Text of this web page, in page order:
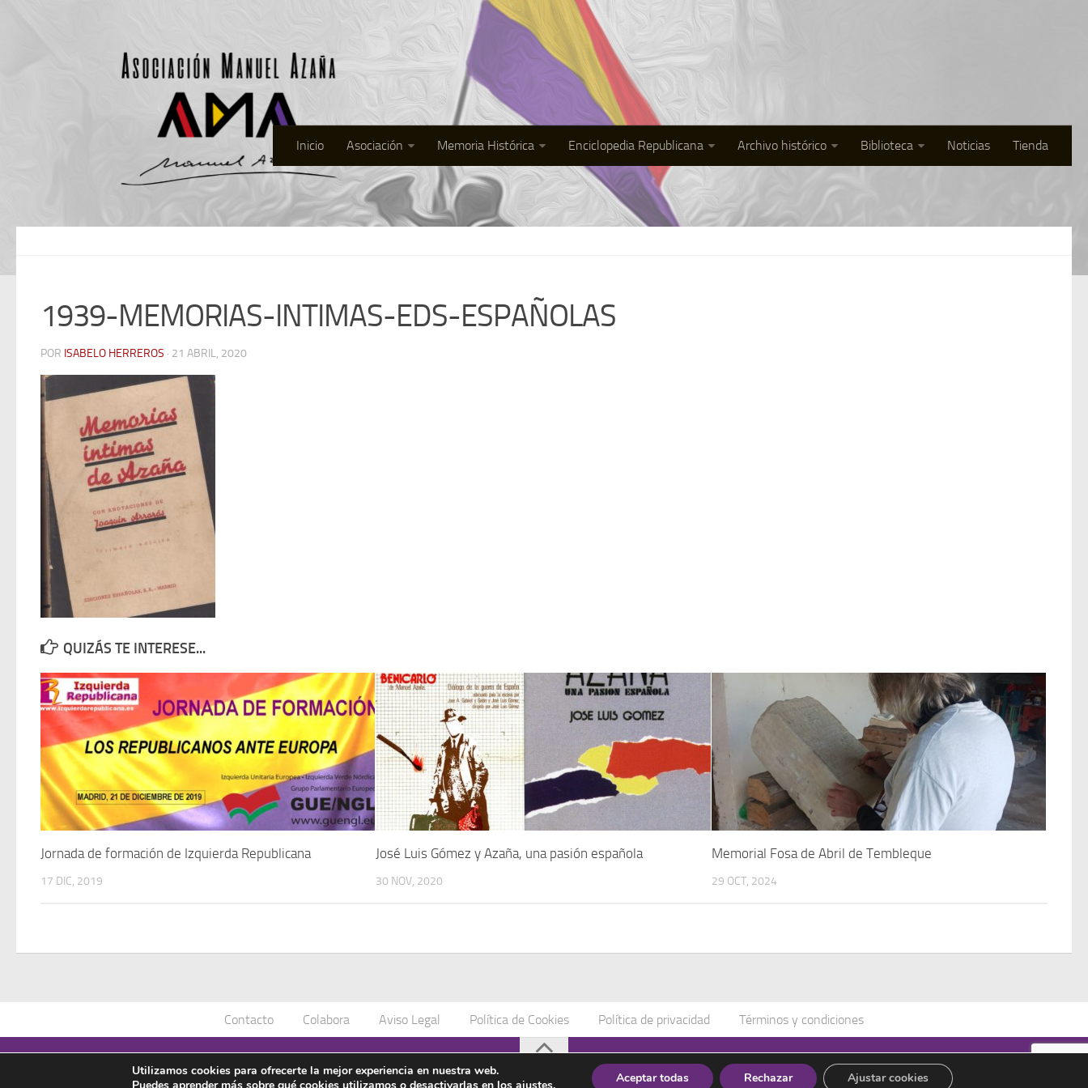
Inicio Asociación Memoria Histórica Enciclopedia Republicana Archivo histórico Biblioteca Noticias Tienda
1939-MEMORIAS-INTIMAS-EDS-ESPAÑOLAS
POR ISABELO HERREROS · 21 ABRIL, 2020
QUIZÁS TE INTERESE...
Jornada de formación de Izquierda Republicana
17 DIC, 2019
José Luis Gómez y Azaña, una pasión española
30 NOV, 2020
Memorial Fosa de Abril de Tembleque
29 OCT, 2024
Contacto Colabora Aviso Legal Política de Cookies Política de privacidad Términos y condiciones
Asociación Manuel Azaña © 2020 - Todos los derechos reservados
Utilizamos cookies para ofrecerte la mejor experiencia en nuestra web.
Aceptar todas Rechazar Ajustar cookies